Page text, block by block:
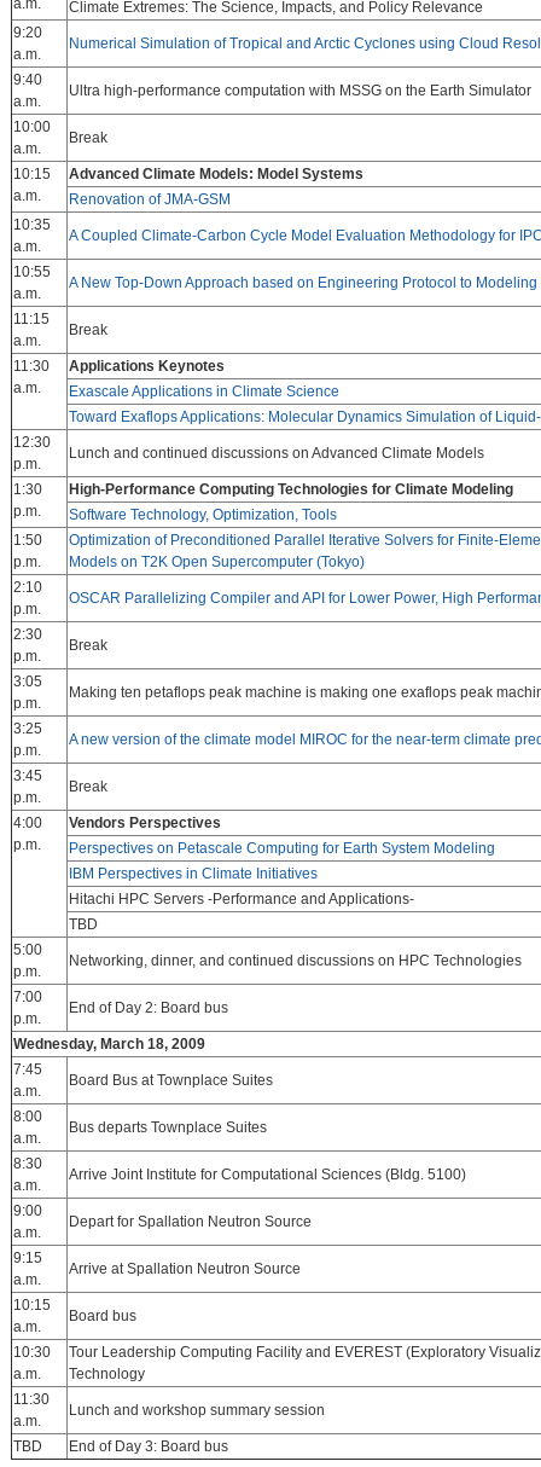
a.m.
Climate Extremes: The Science, Impacts, and Policy Relevance
9:20
a.m.
Numerical Simulation of Tropical and Arctic Cyclones using Cloud
9:40
a.m.
Ultra high-performance computation with MSSG on the Earth Simulator
10:00
a.m.
Break
10:15
a.m.
Advanced Climate Models: Model Systems
Renovation of JMA-GSM
10:35
a.m.
A Coupled Climate-Carbon Cycle Model Evaluation Methodology for
10:55
a.m.
A New Top-Down Approach based on Engineering Protocol to
11:15
a.m.
Break
11:30
a.m.
Applications Keynotes
Exascale Applications in Climate Science
Toward Exaflops Applications: Molecular Dynamics Simulation of
12:30
p.m.
Lunch and continued discussions on Advanced Climate Models
1:30
p.m.
High-Performance Computing Technologies for Climate Modeling
Software Technology, Optimization, Tools
1:50
p.m.
Optimization of Preconditioned Parallel Iterative Solvers for Finite-
Models on T2K Open Supercomputer (Tokyo)
2:10
p.m.
OSCAR Parallelizing Compiler and API for Lower Power, High
2:30
p.m.
Break
3:05
p.m.
Making ten petaflops peak machine is making one exaflops peak
3:25
p.m.
A new version of the climate model MIROC for the near-term climate
3:45
p.m.
Break
4:00
p.m.
Vendors Perspectives
Perspectives on Petascale Computing for Earth System Modeling
IBM Perspectives in Climate Initiatives
Hitachi HPC Servers -Performance and Applications-
TBD
5:00
p.m.
Networking, dinner, and continued discussions on HPC Technologies
7:00
p.m.
End of Day 2: Board bus
Wednesday, March 18, 2009
7:45
a.m.
Board Bus at Townplace Suites
8:00
a.m.
Bus departs Townplace Suites
8:30
a.m.
Arrive Joint Institute for Computational Sciences (Bldg. 5100)
9:00
a.m.
Depart for Spallation Neutron Source
9:15
a.m.
Arrive at Spallation Neutron Source
10:15
a.m.
Board bus
10:30
a.m.
Tour Leadership Computing Facility and EVEREST (Exploratory
Technology
11:30
a.m.
Lunch and workshop summary session
TBD End of Day 3: Board bus